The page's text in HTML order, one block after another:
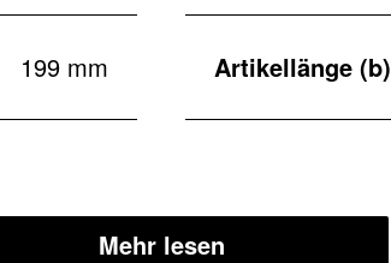
199 mm Artikellänge (b)
Mehr lesen